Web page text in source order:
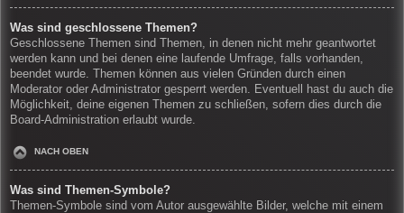
Was sind geschlossene Themen?
Geschlossene Themen sind Themen, in denen nicht mehr geantwortet
werden kann und bei denen eine laufende Umfrage, falls vorhanden,
beendet wurde. Themen können aus vielen Gründen durch einen
Moderator oder Administrator gesperrt werden. Eventuell hast du auch die
Möglichkeit, deine eigenen Themen zu schließen, sofern dies durch die
Board-Administration erlaubt wurde.
NACH OBEN
Was sind Themen-Symbole?
Themen-Symbole sind vom Autor ausgewählte Bilder, welche mit einem